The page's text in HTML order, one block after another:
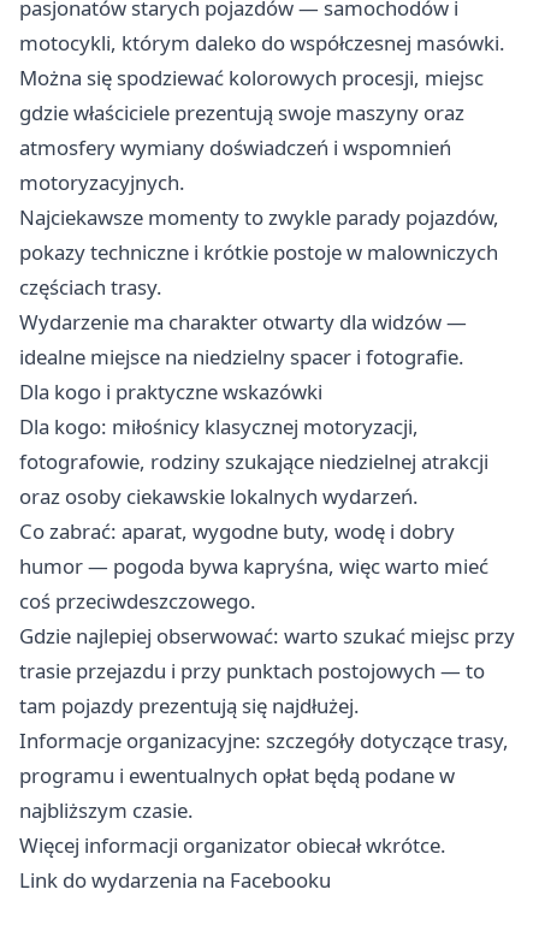
pasjonatów starych pojazdów — samochodów i
motocykli, którym daleko do współczesnej masówki.
Można się spodziewać kolorowych procesji, miejsc
gdzie właściciele prezentują swoje maszyny oraz
atmosfery wymiany doświadczeń i wspomnień
motoryzacyjnych.
Najciekawsze momenty to zwykle parady pojazdów,
pokazy techniczne i krótkie postoje w malowniczych
częściach trasy.
Wydarzenie ma charakter otwarty dla widzów —
idealne miejsce na niedzielny spacer i fotografie.
Dla kogo i praktyczne wskazówki
Dla kogo: miłośnicy klasycznej motoryzacji,
fotografowie, rodziny szukające niedzielnej atrakcji
oraz osoby ciekawskie lokalnych wydarzeń. ‍‍‍
Co zabrać: aparat, wygodne buty, wodę i dobry
humor — pogoda bywa kapryśna, więc warto mieć
coś przeciwdeszczowego.
Gdzie najlepiej obserwować: warto szukać miejsc przy
trasie przejazdu i przy punktach postojowych — to
tam pojazdy prezentują się najdłużej.
Informacje organizacyjne: szczegóły dotyczące trasy,
programu i ewentualnych opłat będą podane w
najbliższym czasie.
Więcej informacji organizator obiecał wkrótce.
Link do wydarzenia na Facebooku